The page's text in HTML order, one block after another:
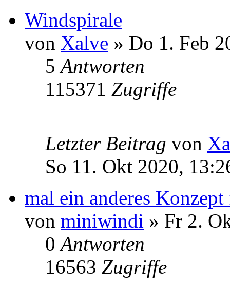
Windspirale
von Xalve » Do 1. Feb
5Antworten
115371 Zugriffe
Letzter Beitrag von
So 11. Okt 2020,
mal ein anderes
von miniwindi » Fr 2.
0Antworten
16563 Zugriffe